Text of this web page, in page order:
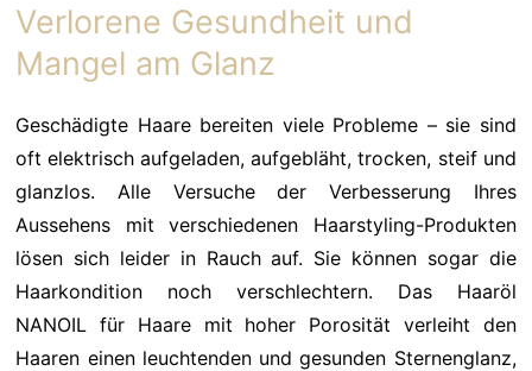
Verlorene Gesundheit und
Mangel am Glanz
Geschädigte Haare bereiten viele Probleme – sie sind
oft elektrisch aufgeladen, aufgebläht, trocken, steif und
glanzlos. Alle Versuche der Verbesserung Ihres
Aussehens mit verschiedenen Haarstyling-Produkten
lösen sich leider in Rauch auf. Sie können sogar die
Haarkondition noch verschlechtern. Das Haaröl
NANOIL für Haare mit hoher Porosität verleiht den
Haaren einen leuchtenden und gesunden Sternenglanz,